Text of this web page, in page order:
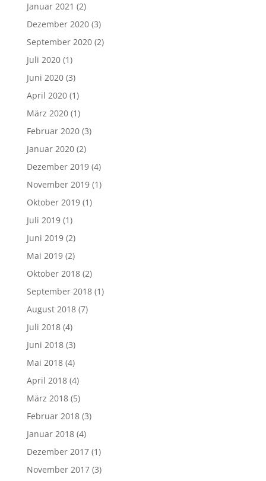
Januar 2021 (2)
Dezember 2020(3)
September 2020(2)
Juli 2020(1)
Juni 2020(3)
April 2020(1)
März 2020(1)
Februar 2020(3)
Januar 2020(2)
Dezember 2019(4)
November 2019(1)
Oktober 2019(1)
Juli 2019(1)
Juni 2019(2)
Mai 2019(2)
Oktober 2018(2)
September 2018(1)
August 2018(7)
Juli 2018(4)
Juni 2018(3)
Mai 2018(4)
April 2018(4)
März 2018(5)
Februar 2018(3)
Januar 2018(4)
Dezember 2017(1)
November 2017(3)